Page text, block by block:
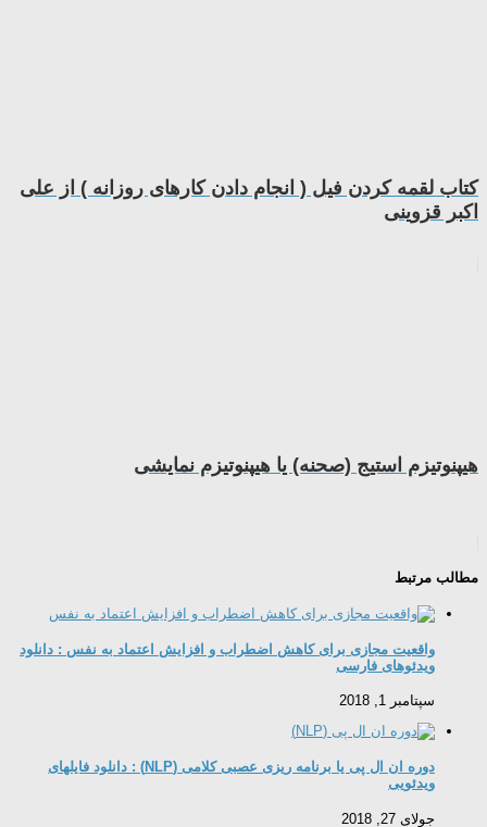
کتاب لقمه کردن فیل ( انجام دادن کارهای روزانه ) از علی
اکبر قزوینی
هیپنوتیزم استیج (صحنه) یا هیپنوتیزم نمایشی
مطالب مرتبط
واقعیت مجازی برای کاهش اضطراب و افزایش اعتماد به نفس : دانلود
ویدئوهای فارسی
سپتامبر 1, 2018
دوره ان ال پی یا برنامه ریزی عصبی کلامی (NLP) : دانلود فایلهای
ویدئویی
جولای 27, 2018